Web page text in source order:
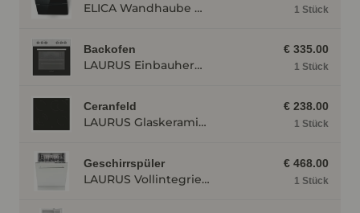
ELICA Wandhaube WISE60BK, 600 mm breit, schwarz WISE60BK 1 Stück
Backofen
LAURUS Einbauherd LEH5, Edelstahl LEH5
€ 335.00
1 Stück
Ceranfeld
LAURUS Glaskeramik- Strahlungskochfeld LCF600ZKB, herdgebunden, Rahmenlos LCF600ZKB
€ 238.00
1 Stück
Geschirrspüler
LAURUS Vollintegrierter Geschirrspüler LSV60-4, 4 Programme LSV604
€ 468.00
1 Stück